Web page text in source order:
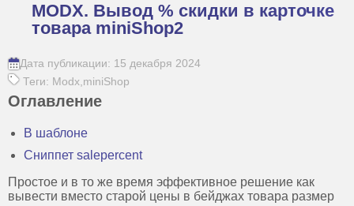
MODX. Вывод % скидки в карточке
товара miniShop2
Дата публикации: 15 декабря 2024
Теги: Modx,miniShop
Оглавление
В шаблоне
Сниппет salepercent
Простое и в то же время эффективное решение как
вывести вместо старой цены в бейджах товара размер